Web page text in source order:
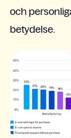
och
betydelse.